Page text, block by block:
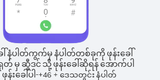
ေါ်နံပါတ်ကွက်မှ နံပါတ်တစ်ခုကို ဖုန်းခေါ်
မှ ဆွီဒင် သို့ ဖုန်းခေါ်ဆိုရန် အောက်ပါ
းခေါ်ပါ-+46 + ဒေသတွင်း နံပါတ်